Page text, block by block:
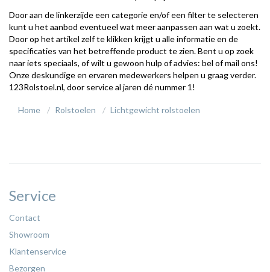
Door aan de linkerzijde een categorie en/of een filter te selecteren
kunt u het aanbod eventueel wat meer aanpassen aan wat u zoekt.
Door op het artikel zelf te klikken krijgt u alle informatie en de
specificaties van het betreffende product te zien. Bent u op zoek
naar iets speciaals, of wilt u gewoon hulp of advies: bel of mail ons!
Onze deskundige en ervaren medewerkers helpen u graag verder.
123Rolstoel.nl, door service al jaren dé nummer 1!
Home Rolstoelen Lichtgewicht rolstoelen
Service
Contact
Showroom
Klantenservice
Bezorgen